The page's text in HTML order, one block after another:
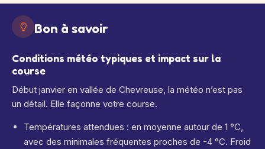
Bon à savoir
Conditions météo typiques et impact sur la
course
Début janvier en vallée de Chevreuse, la météo n’est pas
un détail. Elle façonne votre course.
Températures attendues : en moyenne autour de 1 °C,
avec des minimales fréquentes proches de -4 °C. Froid